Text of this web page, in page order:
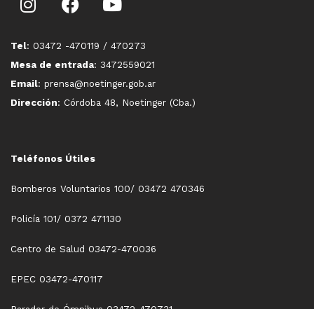
Tel: 03472 -470119 / 470273
Mesa de entrada: 3472559021
Email: prensa@noetinger.gob.ar
Dirección: Córdoba 48, Noetinger (Cba.)
Teléfonos Útiles
Bomberos Voluntarios 100/ 03472 470346
Policía 101/ 0372 471130
Centro de Salud 03472-470036
EPEC 03472-470117